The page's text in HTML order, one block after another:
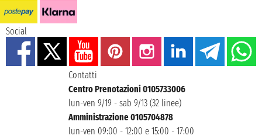
Social
Contatti
Centro Prenotazioni 0105733006
lun-ven 9/19 - sab 9/13 (32 linee)
Amministrazione 0105704878
lun-ven 09:00 - 12:00 e 15:00 - 17:00